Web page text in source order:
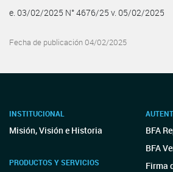
e. 03/02/2025 N° 4676/25 v. 05/02/2025
Fecha de publicación 04/02/2025
INSTITUCIONAL
Misión, Visión e Historia
PRODUCTOS Y SERVICIOS
BFA
BFA
Firma